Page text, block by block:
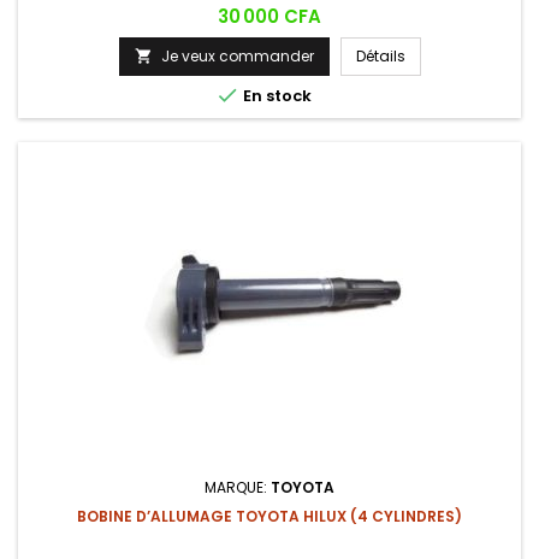
Prix
30 000 CFA
 Je veux commander Détails
 En stock
MARQUE: TOYOTA
BOBINE D’ALLUMAGE TOYOTA HILUX (4 CYLINDRES)